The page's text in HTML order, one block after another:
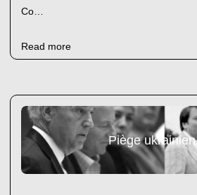
Co…
Read more
Piège